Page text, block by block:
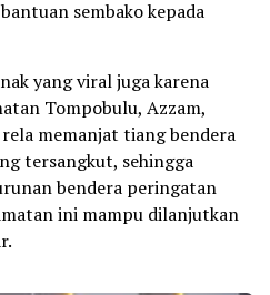
sembako kepada
yang viral juga karena
Tompobulu, Azzam,
memanjat tiang bendera
tersangkut, sehingga
bendera peringatan
ini mampu dilanjutkan